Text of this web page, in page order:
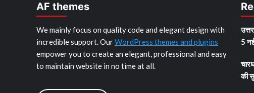
AF themes
We mainly focus on quality code and elegant design with
incredible support. OurWordPress themes and plugins
empower you to create an elegant, professional and easy
to maintain website in no time at all.
5
की